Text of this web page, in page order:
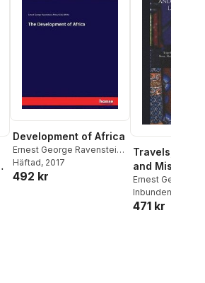
Development of Africa
Ernest George Ravenstein ,
Arthur Silva White
Häftad, 2017
492 kr
Travels,
and
During an
Years'
Eastern Africa
Ernest George
J L 1810-1881
Inbunden
471 kr